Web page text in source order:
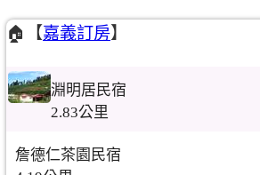
🏠【嘉義訂房】
淵明居民宿
2.83公里
詹德仁茶園民宿